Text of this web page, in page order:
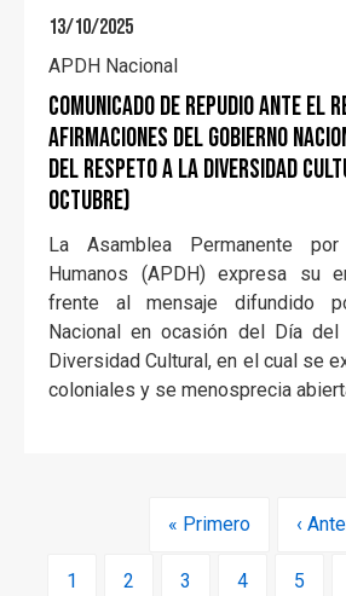
13/10/2025
APDH Nacional
COMUNICADO DE REPUDIO ANTE EL
AFIRMACIONES DEL GOBIERNO
DEL RESPETO A LA DIVERSIDAD
OCTUBRE)
La Asamblea Permanente
Humanos (APDH) expresa su
frente al mensaje difundido
Nacional en ocasión del Día
Diversidad Cultural, en el cual se
coloniales y se menosprecia
Primera
« Primero ‹
Page
1 Page
2 Page
3 Page
4 5